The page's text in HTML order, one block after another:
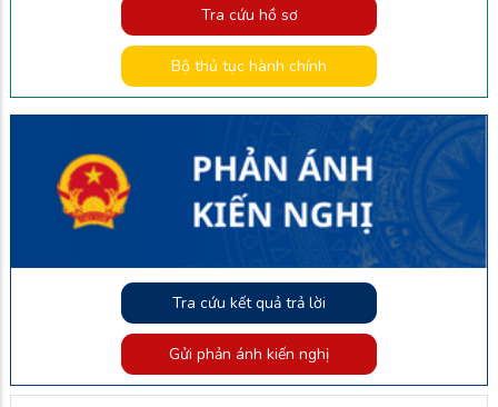
Tra cứu hồ sơ
Bộ thủ tục hành chính
Tra cứu kết quả trả lời
Gửi phản ánh kiến nghị